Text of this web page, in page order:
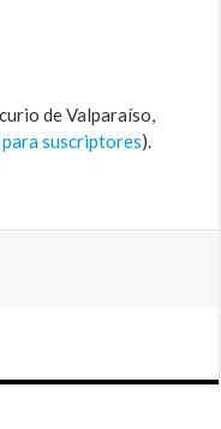
de Valparaíso,
para suscriptores).